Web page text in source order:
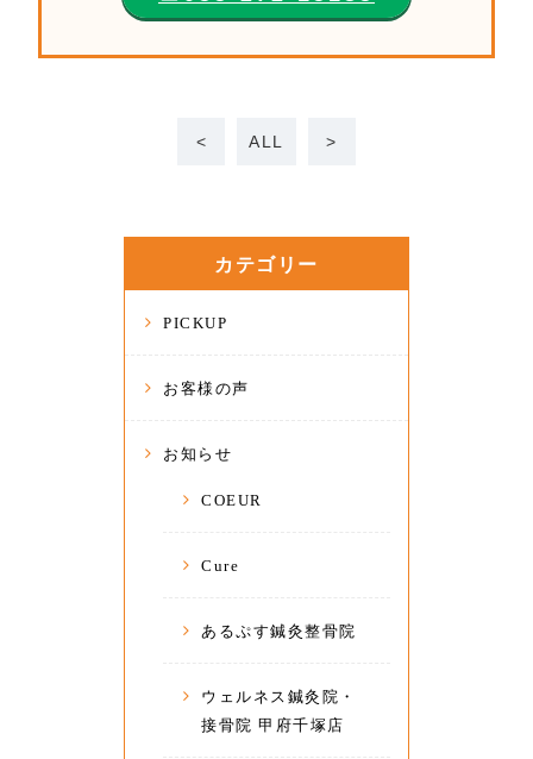
< ALL >
カテゴリー
PICKUP
お客様の声
お知らせ
COEUR
Cure
あるぷす鍼灸整骨院
ウェルネス鍼灸院・
接骨院 甲府千塚店